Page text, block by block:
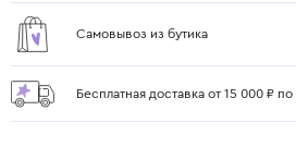
Самовывоз из бутика
Бесплатная доставка от 15 000 ₽